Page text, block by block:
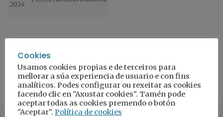
2024
Cookies
Usamos cookies propias e de terceiros para
mellorar a súa experiencia de usuario e con fins
analíticos. Podes configurar ou rexeitar as cookies
facendo clic en "Axustar cookies". Tamén pode
aceptar todas as cookies premendo o botón
"Aceptar". Política de cookies